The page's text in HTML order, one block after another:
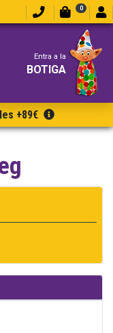
0
Entra a la
BOTIGA
+89€